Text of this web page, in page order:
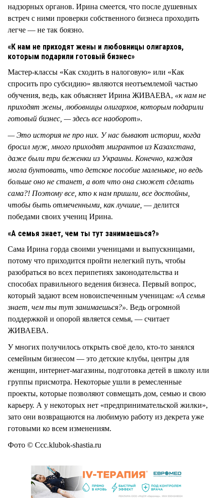
надзорных органов. Ирина смеется, что после душевных
встреч с ними проверки собственного бизнеса проходить
легче — не так боязно.
«К нам не приходят жены и любовницы олигархов,
которым подарили готовый бизнес»
Мастер-классы «Как сходить в налоговую» или «Как
спросить про субсидию» являются неотъемлемой частью
обучения, ведь, как объясняет Ирина ЖИВАЕВА, «к нам не
приходят жены, любовницы олигархов, которым подарили
готовый бизнес, — здесь все наоборот».
— Это история не про них. У нас бывают истории, когда
бросил муж, много приходят мигрантов из Казахстана,
даже были три беженки из Украины. Конечно, каждая
могла бунтовать, что детское пособие маленькое, но ведь
больше оно не станет, а вот что она сможет сделать
сама?! Поэтому все, кто к нам пришли, все достойны,
чтобы быть отмеченными, как лучшие, — делится
победами своих учениц Ирина.
«А семья знает, чем ты тут занимаешься?»
Сама Ирина горда своими ученицами и выпускницами,
потому что приходится пройти нелегкий путь, чтобы
разобраться во всех перипетиях законодательства и
способах правильного ведения бизнеса. Первый вопрос,
который задают всем новоиспеченным ученицам: «А семья
знает, чем ты тут занимаешься?». Ведь огромной
поддержкой и опорой является семья, — считает
ЖИВАЕВА.
У многих получилось открыть своё дело, кто-то занялся
семейным бизнесом — это детские клубы, центры для
женщин, интернет-магазины, подготовка детей в школу или
группы присмотра. Некоторые ушли в ремесленные
проекты, которые позволяют совмещать дом, семью и свою
карьеру. А у некоторых нет «предпринимательской жилки»,
зато они возвращаются на любимую работу из декрета уже
готовыми ко всем изменениям.
Фото © Ccc.klubok-shastia.ru